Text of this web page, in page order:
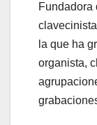
Fundadora
la que ha
organista,